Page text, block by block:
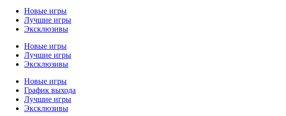
Новые игры
Лучшие игры
Эксклюзивы
Новые игры
Лучшие игры
Эксклюзивы
Новые игры
График выхода
Лучшие игры
Эксклюзивы